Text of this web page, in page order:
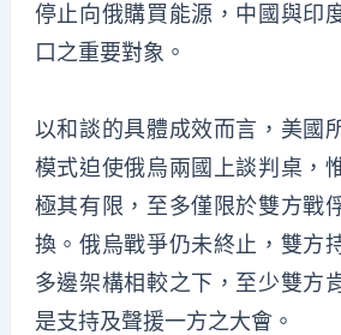
停止向俄購買能源，中國與印
口之重要對象。
以和談的具體成效而言，美國
模式迫使俄烏兩國上談判桌，
極其有限，至多僅限於雙方戰
換。俄烏戰爭仍未終止，雙方
多邊架構相較之下，至少雙方
是支持及聲援一方之大會。